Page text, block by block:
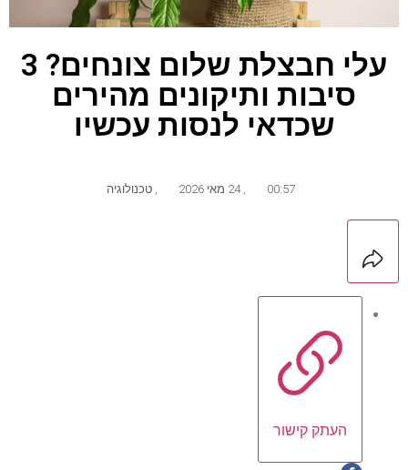
עלי חבצלת שלום צונחים? 3
סיבות ותיקונים מהירים
שכדאי לנסות עכשיו
00:57 24 מאי 2026 טכנולוגיה
העתק קישור